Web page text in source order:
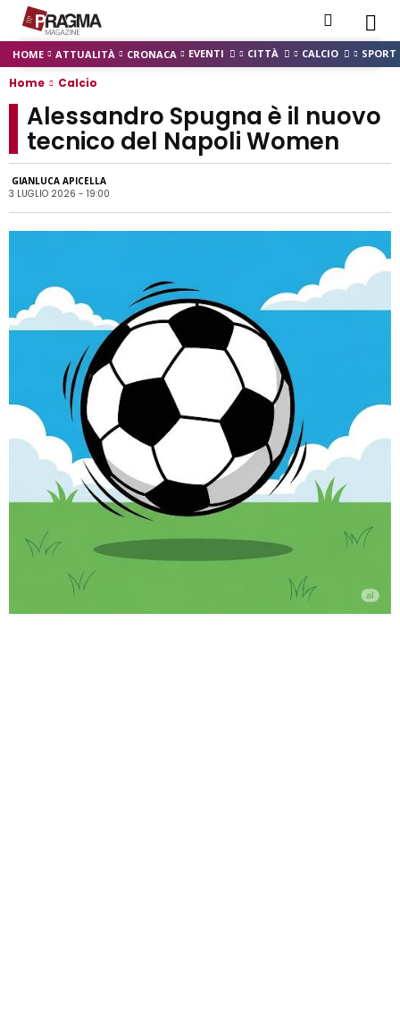
HOME ATTUALITÀ CRONACA EVENTI CITTÀ CALCIO SPORT
Home Calcio
Alessandro Spugna è il nuovo
tecnico del Napoli Women
GIANLUCA APICELLA
3 LUGLIO 2026 - 19:00